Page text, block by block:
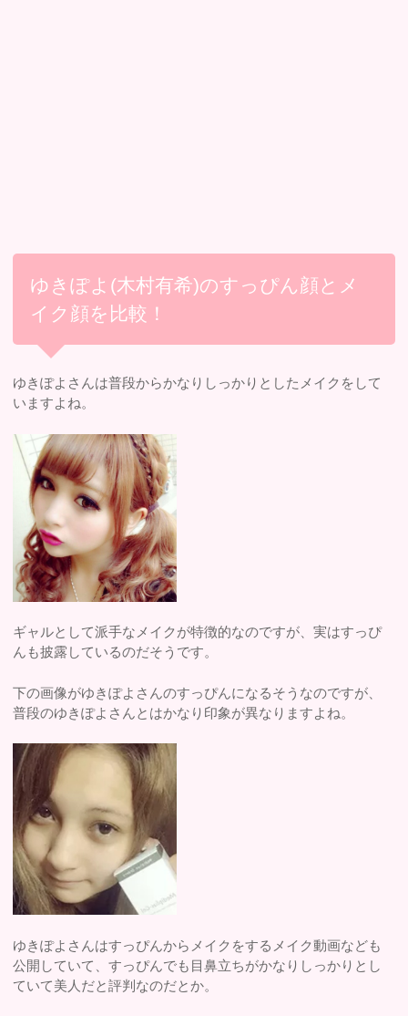
ゆきぽよ(木村有希)のすっぴん顔とメ
イク顔を比較！
ゆきぽよさんは普段からかなりしっかりとしたメイクをして
いますよね。
ギャルとして派手なメイクが特徴的なのですが、実はすっぴ
んも披露しているのだそうです。
下の画像がゆきぽよさんのすっぴんになるそうなのですが、
普段のゆきぽよさんとはかなり印象が異なりますよね。
ゆきぽよさんはすっぴんからメイクをするメイク動画なども
公開していて、すっぴんでも目鼻立ちがかなりしっかりとし
ていて美人だと評判なのだとか。